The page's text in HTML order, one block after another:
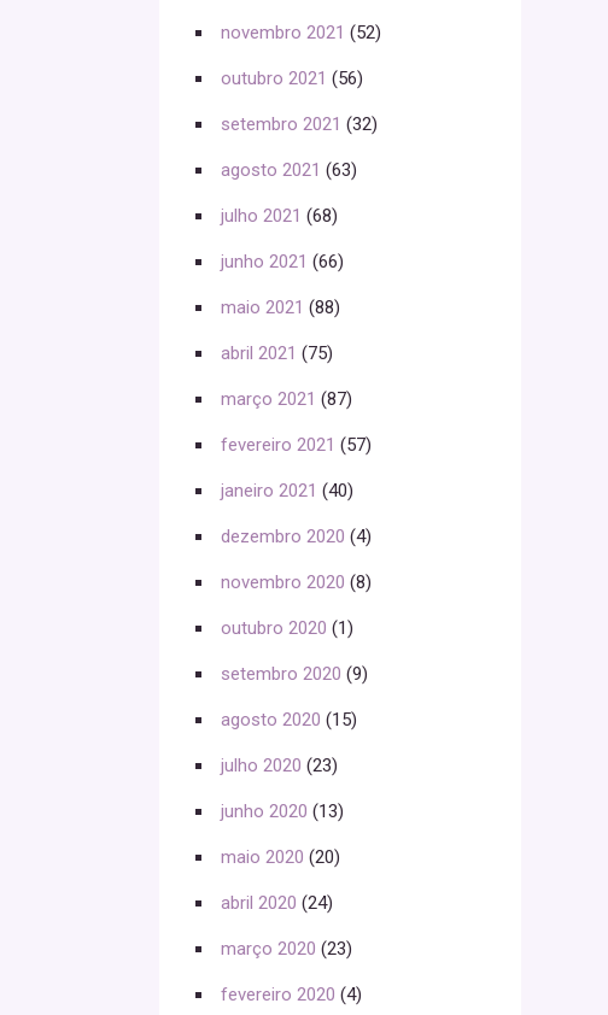
novembro 2021 (52)
outubro 2021 (56)
setembro 2021 (32)
agosto 2021 (63)
julho 2021 (68)
junho 2021 (66)
maio 2021 (88)
abril 2021 (75)
março 2021 (87)
fevereiro 2021 (57)
janeiro 2021 (40)
dezembro 2020 (4)
novembro 2020 (8)
outubro 2020 (1)
setembro 2020 (9)
agosto 2020 (15)
julho 2020 (23)
junho 2020 (13)
maio 2020 (20)
abril 2020 (24)
março 2020 (23)
fevereiro 2020 (4)